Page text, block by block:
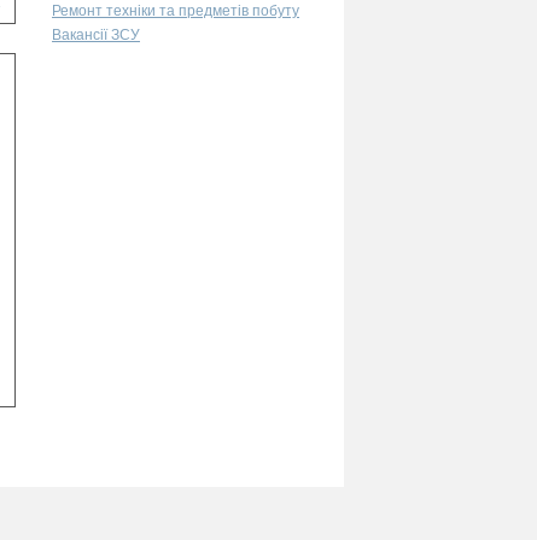
Ремонт техніки та предметів побуту
Вакансії ЗСУ